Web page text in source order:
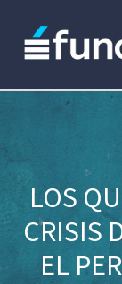
LOS
CRISIS
EL